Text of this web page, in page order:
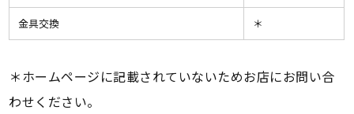
金具交換 ＊
＊ホームページに記載されていないためお店にお問い合
わせください。